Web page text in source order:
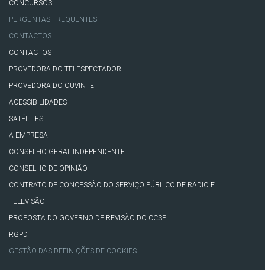
CONCURSOS
PERGUNTAS FREQUENTES
CONTACTOS
CONTACTOS
PROVEDORA DO TELESPECTADOR
PROVEDORA DO OUVINTE
ACESSIBILIDADES
SATÉLITES
A EMPRESA
CONSELHO GERAL INDEPENDENTE
CONSELHO DE OPINIÃO
CONTRATO DE CONCESSÃO DO SERVIÇO PÚBLICO DE RÁDIO E
TELEVISÃO
PROPOSTA DO GOVERNO DE REVISÃO DO CCSP
RGPD
GESTÃO DAS DEFINIÇÕES DE COOKIES